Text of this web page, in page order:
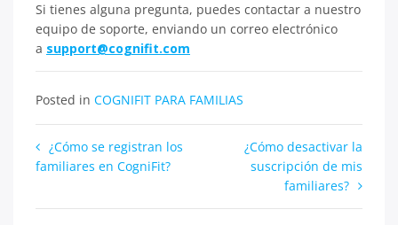
Si tienes alguna pregunta, puedes contactar a nuestro
equipo de soporte, enviando un correo electrónico
a support@cognifit.com
Posted in COGNIFIT PARA FAMILIAS
Navegación
de
entradas
¿Cómo se registran los
familiares en CogniFit?
¿Cómo desactivar la
suscripción de mis
familiares?